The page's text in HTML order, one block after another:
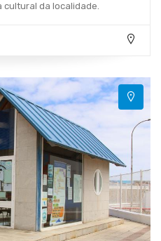
cultural da localidade.